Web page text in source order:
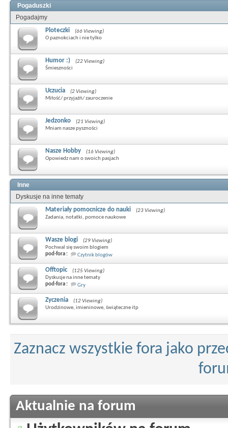
Pogaduszki
Pogadajmy
Ploteczki
(66 Viewing)
O paznokciach i nie tylko
Humor :)
(22 Viewing)
Śmieszności
Uczucia
(2 Viewing)
Miłość/ przyjaźń/ zauroczenie
Jedzonko
(21 Viewing)
Mniam nasze pyszności
Nasze Hobby
(16 Viewing)
Opowiedz nam o swoich pasjach
Inne
Dyskusje na inne tematy
Materiały pomocnicze do nauki
(23 Viewing)
Zadania, notatki, pomoce naukowe
Wasze blogi
(29 Viewing)
Pochwal się swoim blogiem
pod-fora :
Czytnik blogów
Offtopic
(125 Viewing)
Dyskusje na inne tematy
pod-fora :
Gry
Zyczenia
(12 Viewing)
Urodzinowe, imieninowe, świąteczne itp
Zaznacz wszystkie fora jako
Aktualnie na forum